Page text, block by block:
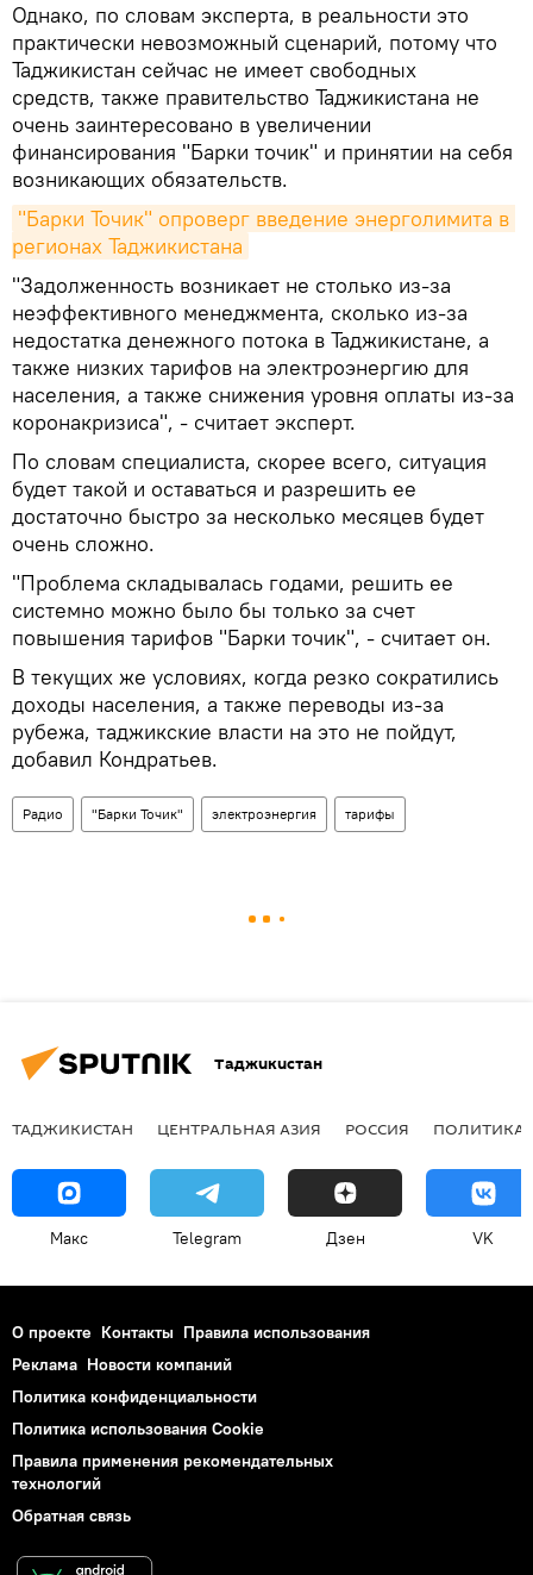
Однако, по словам эксперта, в реальности это
практически невозможный сценарий, потому что
Таджикистан сейчас не имеет свободных
средств, также правительство Таджикистана не
очень заинтересовано в увеличении
финансирования "Барки точик" и принятии на себя
возникающих обязательств.
"Барки Точик" опроверг введение энерголимита в
регионах Таджикистана
"Задолженность возникает не столько из-за
неэффективного менеджмента, сколько из-за
недостатка денежного потока в Таджикистане, а
также низких тарифов на электроэнергию для
населения, а также снижения уровня оплаты из-за
коронакризиса", - считает эксперт.
По словам специалиста, скорее всего, ситуация
будет такой и оставаться и разрешить ее
достаточно быстро за несколько месяцев будет
очень сложно.
"Проблема складывалась годами, решить ее
системно можно было бы только за счет
повышения тарифов "Барки точик", - считает он.
В текущих же условиях, когда резко сократились
доходы населения, а также переводы из-за
рубежа, таджикские власти на это не пойдут,
добавил Кондратьев.
Радио "Барки Точик" электроэнергия тарифы
Таджикистан
ТАДЖИКИСТАН ЦЕНТРАЛЬНАЯ АЗИЯ РОССИЯ ПОЛИТИКА
Макс Telegram Дзен VK
О проекте Контакты Правила использования
Реклама Новости компаний
Политика конфиденциальности
Политика использования Cookie
Правила применения рекомендательных
технологий
Обратная связь